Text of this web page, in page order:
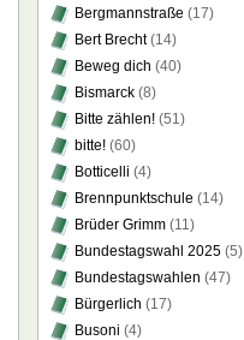
Bergmannstraße (17)
Bert Brecht(14)
Beweg dich (40)
Bismarck (8)
Bitte zählen! (51)
bitte! (60)
Botticelli (4)
Brennpunktschule (14)
Brüder Grimm (11)
Bundestagswahl 2025 (5)
Bundestagswahlen (47)
Bürgerlich (17)
Busoni (4)